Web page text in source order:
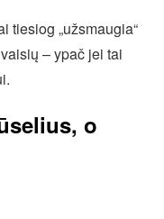
tiesiog „užsmaugia“
– ypač jei tai
o